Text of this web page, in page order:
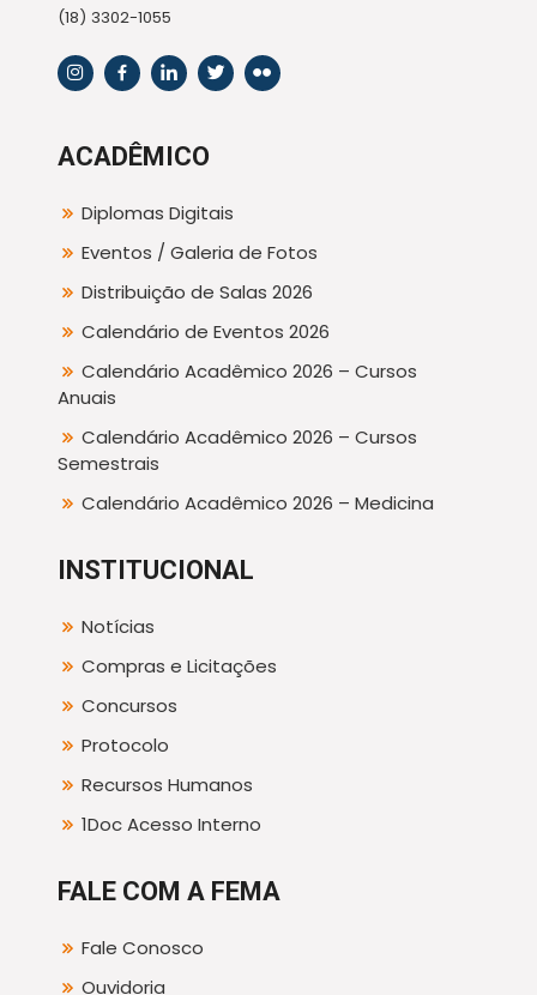
(18) 3302-1055
ACADÊMICO
Diplomas Digitais
Eventos / Galeria de Fotos
Distribuição de Salas 2026
Calendário de Eventos 2026
Calendário Acadêmico 2026 – Cursos
Anuais
Calendário Acadêmico 2026 – Cursos
Semestrais
Calendário Acadêmico 2026 – Medicina
INSTITUCIONAL
Notícias
Compras e Licitações
Concursos
Protocolo
Recursos Humanos
1Doc Acesso Interno
FALE COM A FEMA
Fale Conosco
Ouvidoria